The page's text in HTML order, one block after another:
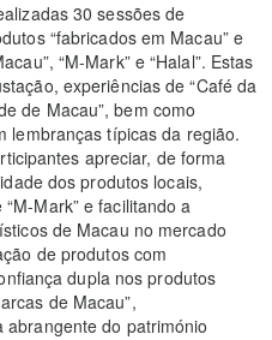
30 sessões de
“fabricados em Macau” e
“M-Mark” e “Halal”. Estas
experiências de “Café da
de Macau”, bem como
lembranças típicas da região.
apreciar, de forma
dos produtos locais,
Mark” e facilitando a
de Macau no mercado
de produtos com
dupla nos produtos
de Macau”,
do património